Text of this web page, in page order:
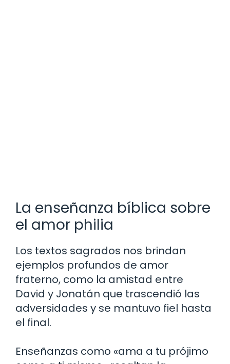
La enseñanza bíblica sobre
el amor philia
Los textos sagrados nos brindan
ejemplos profundos de amor
fraterno, como la amistad entre
David y Jonatán que trascendió las
adversidades y se mantuvo fiel hasta
el final.
Enseñanzas como «ama a tu prójimo